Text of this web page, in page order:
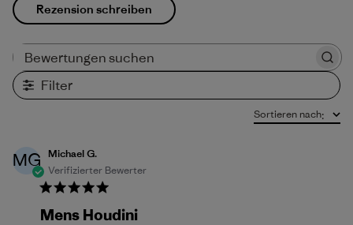
Rezension schreiben
Filter
Sortieren nach:
MG
Michael G.
Verifizierter Bewerter
Mens Houdini